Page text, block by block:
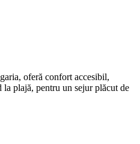
oferă confort accesibil,
la plajă, pentru un sejur plăcut de